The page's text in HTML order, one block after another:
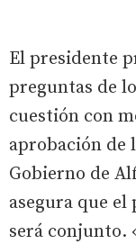
El presidente
preguntas de
cuestión con
aprobación de
Gobierno de
asegura que
será conjunto.